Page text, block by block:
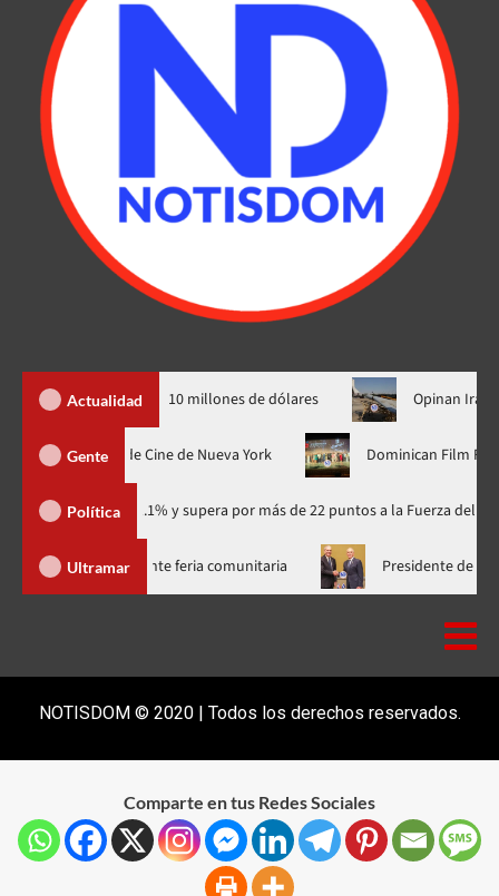
Actualidad
Yankees por 10 millones de dólares Opinan Irán se
Gente
mundial en el Festival de Cine de Nueva York
Política
con 41.1% y supera por más de 22 puntos a la Fuerza del Pueblo
Ultramar
de 300 familias del Bronx durante feria comunitaria
NOTISDOM © 2020 | Todos los derechos reservados.
Comparte en tus Redes Sociales